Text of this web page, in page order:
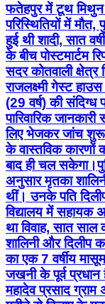
फतेहपुर में टूथ मिथुन
परिस्थितियों में
हुई थी शादी, सात
के बीच पोस्टमार्टम
सदर कोतवाली
राजलक्ष्मी गेस्ट
(29 वर्ष) की संदिग्ध
पारिवारिक
लिए भेजकर जांच शुरू
के वास्तविक कारणों
बाद ही चल सकेगा।
अनुसार मृतका
थीं। उनके पति
विद्यालय में सहायक
था विवाह, सात साल
शालिनी और दिलीप
का एक 7 वर्षीय
जखनी के पूर्व प्रधान
महादेव प्रसाद